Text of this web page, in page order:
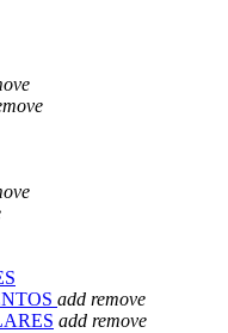
add remove
add remove